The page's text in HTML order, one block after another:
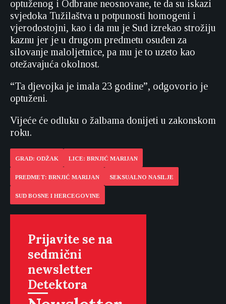
optuženog i Odbrane neosnovane, te da su iskazi
svjedoka Tužilaštva u potpunosti homogeni i
vjerodostojni, kao i da mu je Sud izrekao strožiju
kaznu jer je u drugom predmetu osuđen za
silovanje maloljetnice, pa mu je to uzeto kao
otežavajuća okolnost.
“Ta djevojka je imala 23 godine”, odgovorio je
optuženi.
Vijeće će odluku o žalbama donijeti u zakonskom
roku.
GRAD: ODŽAK LICE: BRNJIĆ MARIJAN
PREDMET: BRNJIĆ MARIJAN SEKSUALNO NASILJE
SUD BOSNE I HERCEGOVINE
Prijavite se na
sedmični
newsletter
Detektora